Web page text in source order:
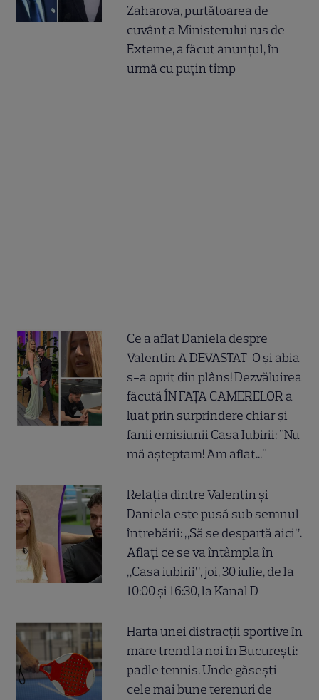
Zaharova, purtătoarea de
cuvânt a Ministerului rus de
Externe, a făcut anunțul, în
urmă cu puțin timp
Ce a aflat Daniela despre
Valentin A DEVASTAT-O și abia
s-a oprit din plâns! Dezvăluirea
făcută ÎN FAȚA CAMERELOR a
luat prin surprindere chiar și
fanii emisiunii Casa Iubirii: "Nu
mă așteptam! Am aflat..."
Relația dintre Valentin și
Daniela este pusă sub semnul
întrebării: „Să se despartă aici”.
Aflați ce se va întâmpla în
„Casa iubirii”, joi, 30 iulie, de la
10:00 și 16:30, la Kanal D
Harta unei distracții sportive în
mare trend la noi în București:
padle tennis. Unde găsești
cele mai bune terenuri de